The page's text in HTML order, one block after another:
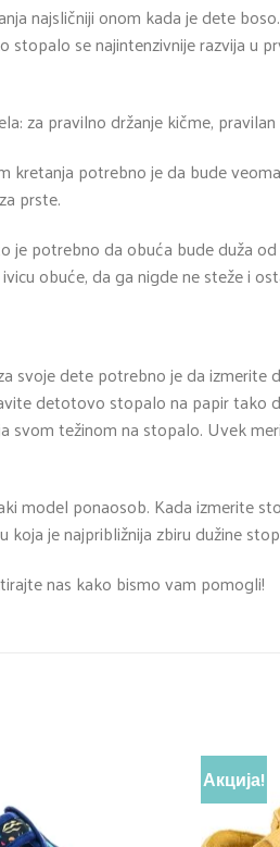
najsličniji onom kada je dete
stopalo se najintenzivnije razvija
za pravilno držanje kičme,
potrebno je da bude
prste.
potrebno da obuća bude duža
obuće, da ga nigde ne steže i
svoje dete potrebno je da
detotovo stopalo na papir tako
svom težinom na stopalo. Uvek
model ponaosob. Kada izmerite
je najpribližnija zbiru dužine
nas kako bismo vam pomogli!
Акција!